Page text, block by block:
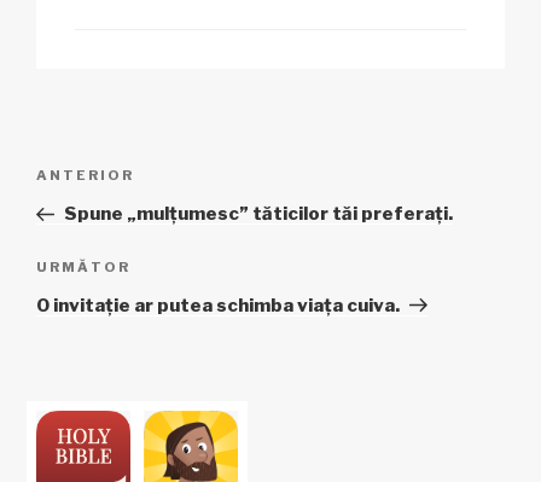
articole
Articol
anterior
ANTERIOR
Spune „mulțumesc” tăticilor tăi preferați.
Articolul
următor
URMĂTOR
O invitație ar putea schimba viața cuiva.